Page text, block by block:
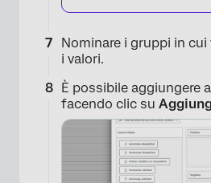
Nominare i gruppi in
i valori.
È possibile aggiungere
facendo clic su